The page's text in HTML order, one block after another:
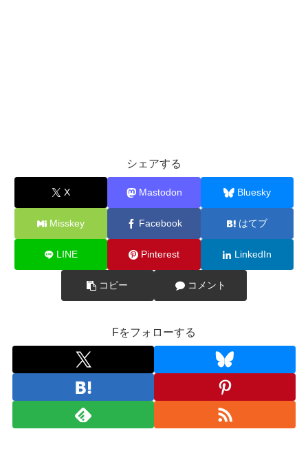
シェアする
X Mastodon Bluesky
Misskey Facebook はてブ
LINE Pinterest LinkedIn
コピー コメント
Fをフォローする